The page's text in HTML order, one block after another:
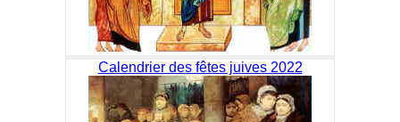
Calendrier des fêtes juives 2022